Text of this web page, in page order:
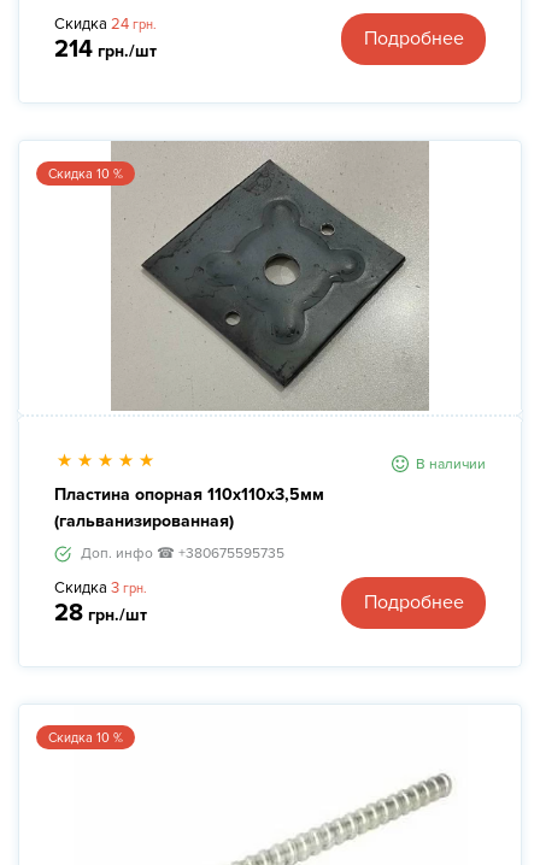
Скидка 24 грн.
214 грн./шт
Подробнее
Скидка 10 %
В наличии
Пластина опорная 110х110х3,5мм
(гальванизированная)
Доп. инфо ☎ +380675595735
Скидка 3 грн.
28 грн./шт
Подробнее
Скидка 10 %